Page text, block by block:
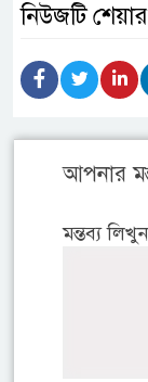
নিউজটি
আপনার
মন্তব্য লিখুন